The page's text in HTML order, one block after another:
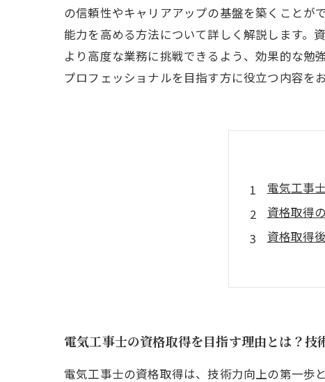
の信頼性やキャリアアップの基盤を築くことが
能力を高める方法について詳しく解説します。
より高度な業務に挑戦できるよう、効果的な勉
プロフェッショナルを目指す方に役立つ内容をお
電気工事
資格取得
資格取得
継続的な
プロフェ
電気工事
電気工事士の資格取得を目指す理由とは？技
電気工事士の資格取得は、技術力向上の第一歩